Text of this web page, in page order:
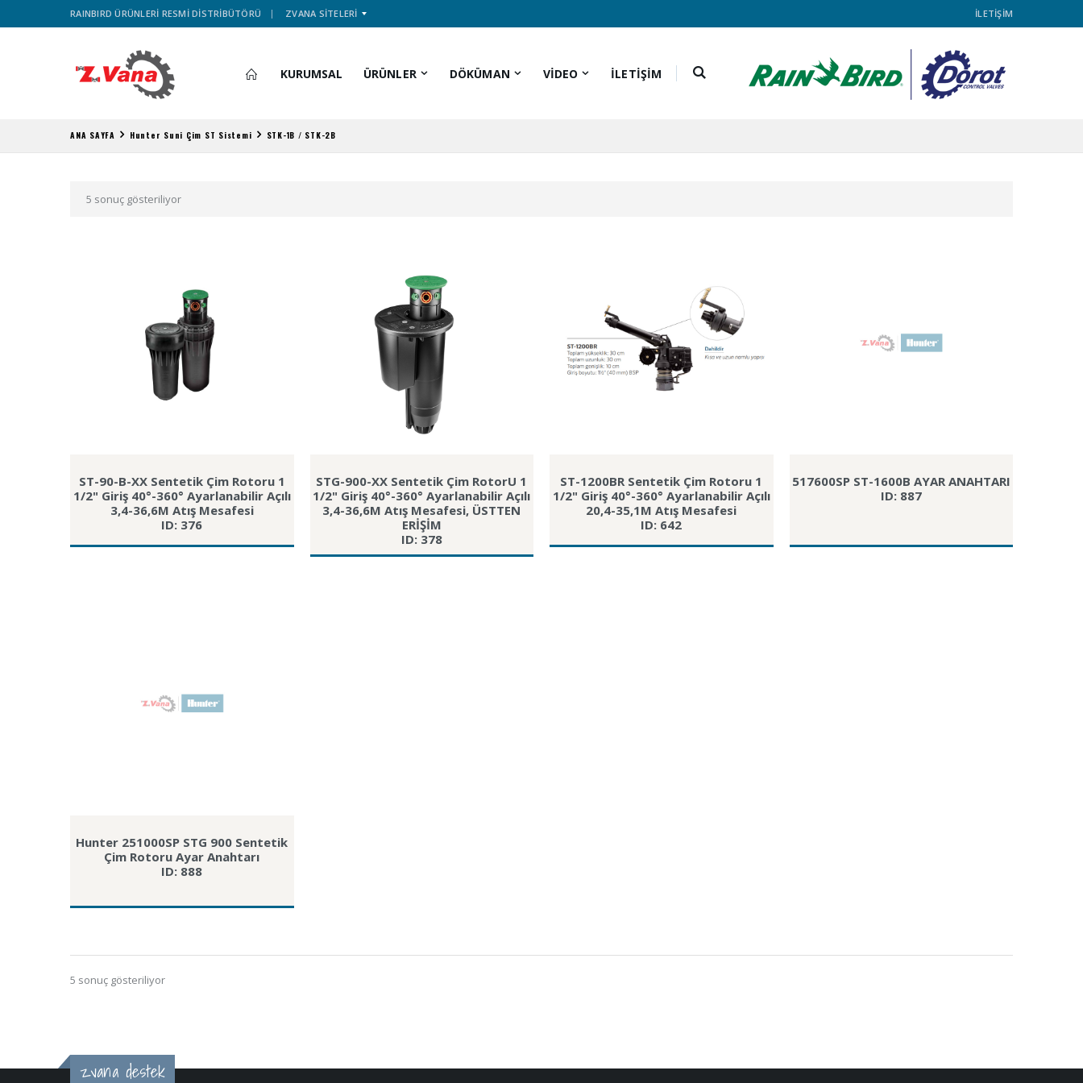
RAINBIRD ÜRÜNLERİ RESMİ DİSTRİBÜTÖRÜ ZVANA SİTELERİ İLETİŞİM
KURUMSAL ÜRÜNLER DÖKÜMAN VİDEO İLETİŞİM
ANA SAYFA Hunter Suni Çim ST Sistemi STK-1B / STK-2B
5 sonuç gösteriliyor
ST-90-B-XX Sentetik Çim Rotoru 1
1/2" Giriş 40°-360° Ayarlanabilir Açılı
3,4-36,6M Atış Mesafesi
ID: 376
STG-900-XX Sentetik Çim RotorU 1
1/2" Giriş 40°-360° Ayarlanabilir Açılı
3,4-36,6M Atış Mesafesi, ÜSTTEN
ERİŞİM
ID: 378
ST-1200BR Sentetik Çim Rotoru 1
1/2" Giriş 40°-360° Ayarlanabilir Açılı
20,4-35,1M Atış Mesafesi
ID: 642
517600SP ST-1600B AYAR ANAHTARI
ID: 887
Hunter 251000SP STG 900 Sentetik
Çim Rotoru Ayar Anahtarı
ID: 888
5 sonuç gösteriliyor
zvana destek